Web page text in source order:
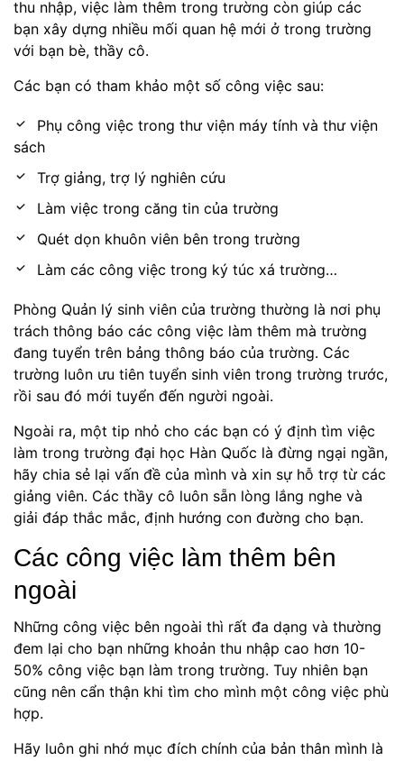
thu nhập, việc làm thêm trong trường còn giúp các
bạn xây dựng nhiều mối quan hệ mới ở trong trường
với bạn bè, thầy cô.
Các bạn có tham khảo một số công việc sau:
Phụ công việc trong thư viện máy tính và thư viện
sách
Trợ giảng, trợ lý nghiên cứu
Làm việc trong căng tin của trường
Quét dọn khuôn viên bên trong trường
Làm các công việc trong ký túc xá trường…
Phòng Quản lý sinh viên của trường thường là nơi phụ
trách thông báo các công việc làm thêm mà trường
đang tuyển trên bảng thông báo của trường. Các
trường luôn ưu tiên tuyển sinh viên trong trường trước,
rồi sau đó mới tuyển đến người ngoài.
Ngoài ra, một tip nhỏ cho các bạn có ý định tìm việc
làm trong trường đại học Hàn Quốc là đừng ngại ngần,
hãy chia sẻ lại vấn đề của mình và xin sự hỗ trợ từ các
giảng viên. Các thầy cô luôn sẵn lòng lắng nghe và
giải đáp thắc mắc, định hướng con đường cho bạn.
Các công việc làm thêm bên
ngoài
Những công việc bên ngoài thì rất đa dạng và thường
đem lại cho bạn những khoản thu nhập cao hơn 10-
50% công việc bạn làm trong trường. Tuy nhiên bạn
cũng nên cẩn thận khi tìm cho mình một công việc phù
hợp.
Hãy luôn ghi nhớ mục đích chính của bản thân mình là